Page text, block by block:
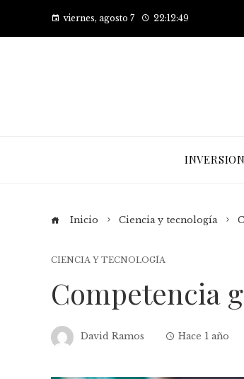
viernes, agosto 7 22:12:50
Inicio Ciencia y tecnología
CIENCIA Y TECNOLOGÍA
Competencia
David Ramos Hace 1 año